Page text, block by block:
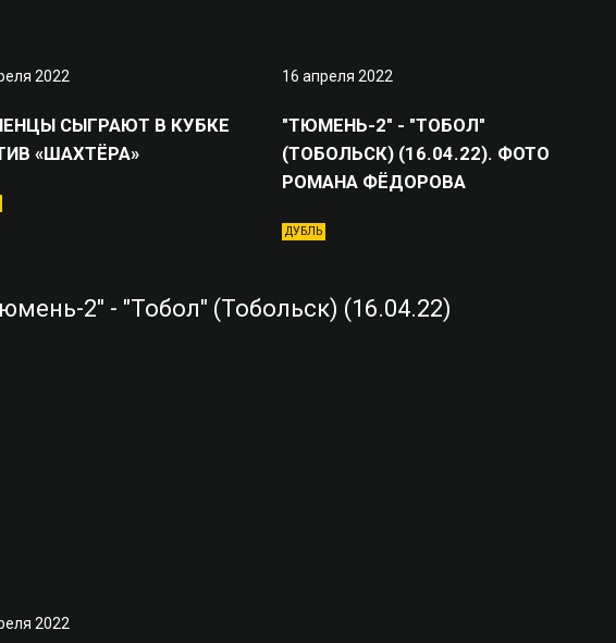
2022
СЫГРАЮТ В КУБКЕ
«ШАХТЁРА»
16 апреля 2022
"ТЮМЕНЬ-2" - "ТОБОЛ"
(ТОБОЛЬСК) (16.04.22). ФОТО
РОМАНА ФЁДОРОВА
ДУБЛЬ
2022